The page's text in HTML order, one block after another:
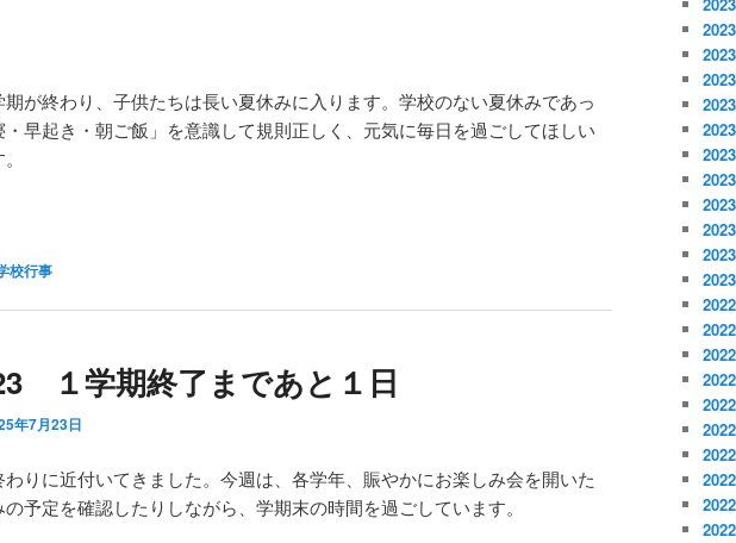
が終わり、子供たちは長い夏休みに入ります。学校のない夏休みであっ
早起き・朝ご飯」を意識して規則正しく、元気に毎日を過ごしてほしい
校行事
１学期終了まであと１日
年7月23日
わりに近付いてきました。今週は、各学年、賑やかにお楽しみ会を開いた
の予定を確認したりしながら、学期末の時間を過ごしています。